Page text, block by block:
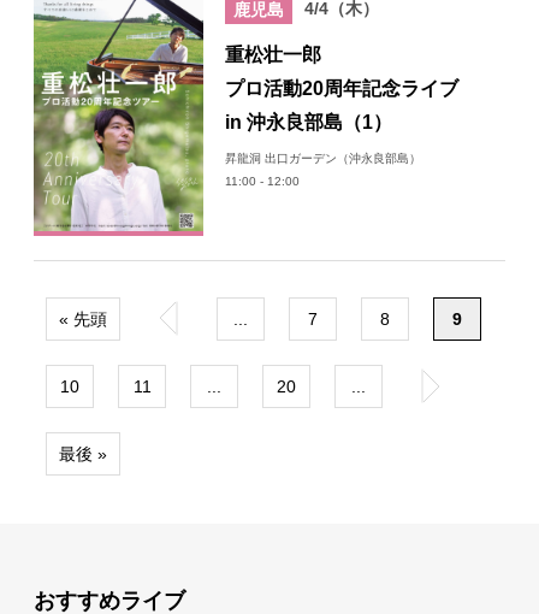
鹿児島 4/4（木）
重松壮一郎
プロ活動20周年記念ライブ
in 沖永良部島（1）
昇龍洞 出口ガーデン（沖永良部島）
11:00 - 12:00
« 先頭 « 7 8 9
10 11 20 »
最後 »
おすすめライブ